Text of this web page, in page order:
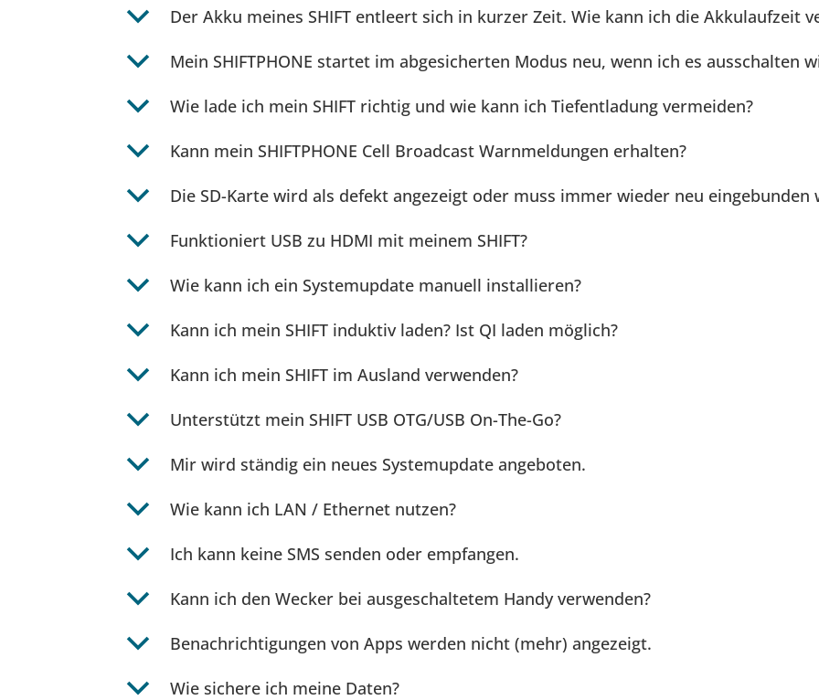
b Der Akku meines SHIFT entleert sich in kurzer Zeit. Wie kann ich die Akkulaufzeit
b Mein SHIFTPHONE startet im abgesicherten Modus neu, wenn ich es ausschalten
b Wie lade ich mein SHIFT richtig und wie kann ich Tiefentladung vermeiden?
b Kann mein SHIFTPHONE Cell Broadcast Warnmeldungen erhalten?
b Die SD-Karte wird als defekt angezeigt oder muss immer wieder neu eingebunden
b Funktioniert USB zu HDMI mit meinem SHIFT?
b Wie kann ich ein Systemupdate manuell installieren?
b Kann ich mein SHIFT induktiv laden? Ist QI laden möglich?
b Kann ich mein SHIFT im Ausland verwenden?
b Unterstützt mein SHIFT USB OTG/USB On-The-Go?
b Mir wird ständig ein neues Systemupdate angeboten.
b Wie kann ich LAN / Ethernet nutzen?
b Ich kann keine SMS senden oder empfangen.
b Kann ich den Wecker bei ausgeschaltetem Handy verwenden?
b Benachrichtigungen von Apps werden nicht (mehr) angezeigt.
b Wie sichere ich meine Daten?